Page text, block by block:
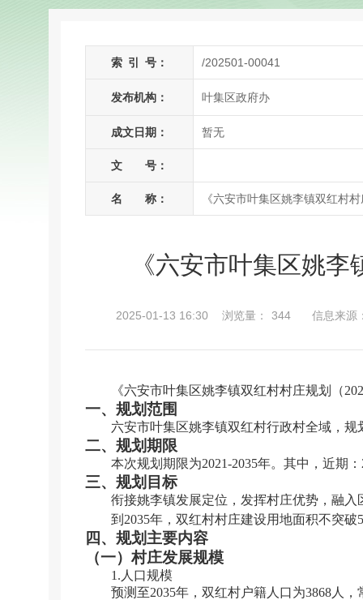
索 引 号： /202501-00041
发布机构： 叶集区政府办
成文日期： 暂无
文 号：
名 称： 《六安市叶集区姚李镇双红村
《六安市叶集区姚
2025-01-13 16:30 浏览量： 344 信息来源
《六安市叶集区姚李镇双红村村庄规划（
一、规划范围
六安市叶集区姚李镇双红村行政村全域，规
二、规划期限
本次规划期限为2021-2035年。其中，近期：
三、规划目标
衔接姚李镇发展定位，发挥村庄优势，融
到 2035年，双红村村庄建设用地面积不突破
四、规划主要内容
（一）村庄发展规模
1. 人口规模
预测至2035年，双红村户籍人口为3868 人，